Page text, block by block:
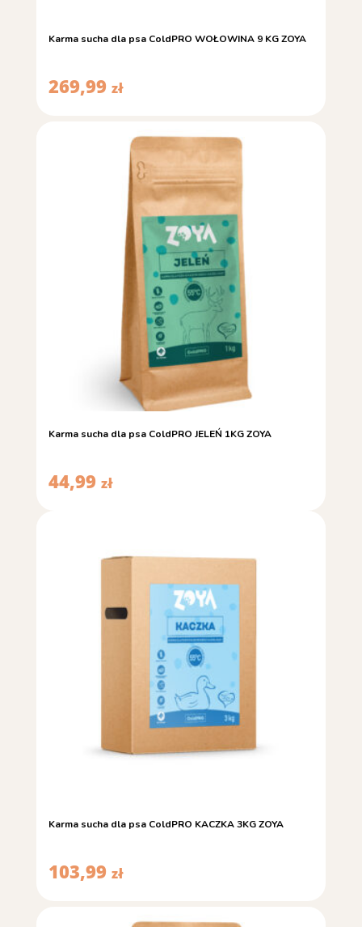
Karma sucha dla psa ColdPRO WOŁOWINA 9 KG ZOYA
269,99 zł
Karma sucha dla psa ColdPRO JELEŃ 1KG ZOYA
44,99 zł
Karma sucha dla psa ColdPRO KACZKA 3KG ZOYA
103,99 zł